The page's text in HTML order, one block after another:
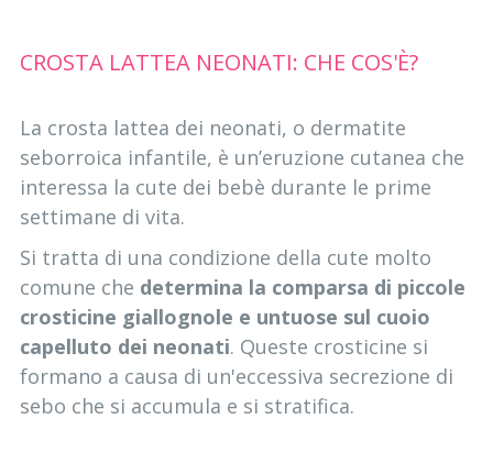
CROSTA LATTEA NEONATI: CHE COS'È?
La crosta lattea dei neonati, o dermatite
seborroica infantile, è un’eruzione cutanea che
interessa la cute dei bebè durante le prime
settimane di vita.
Si tratta di una condizione della cute molto
comune che determina la comparsa di piccole
crosticine giallognole e untuose sul cuoio
capelluto dei neonati. Queste crosticine si
formano a causa di un'eccessiva secrezione di
sebo che si accumula e si stratifica.